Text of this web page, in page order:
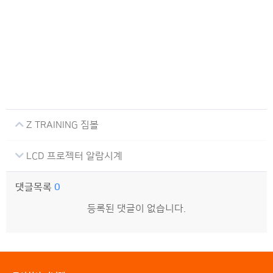
Z TRAINING 짐볼
LCD 프로젝터 알람시계
댓글목록 0
등록된 댓글이 없습니다.